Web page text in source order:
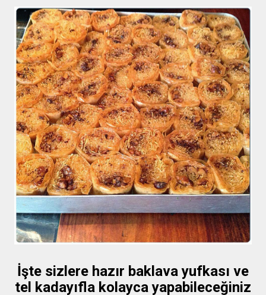
İşte sizlere hazır baklava yufkası ve
tel kadayıfla kolayca yapabileceğiniz